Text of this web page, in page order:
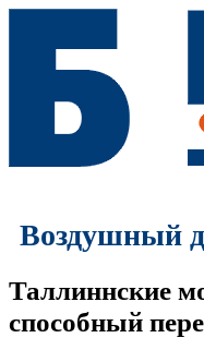
Воздушный
Таллиннские
способный